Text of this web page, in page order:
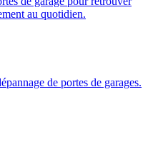
au quotidien.
de portes de garages.